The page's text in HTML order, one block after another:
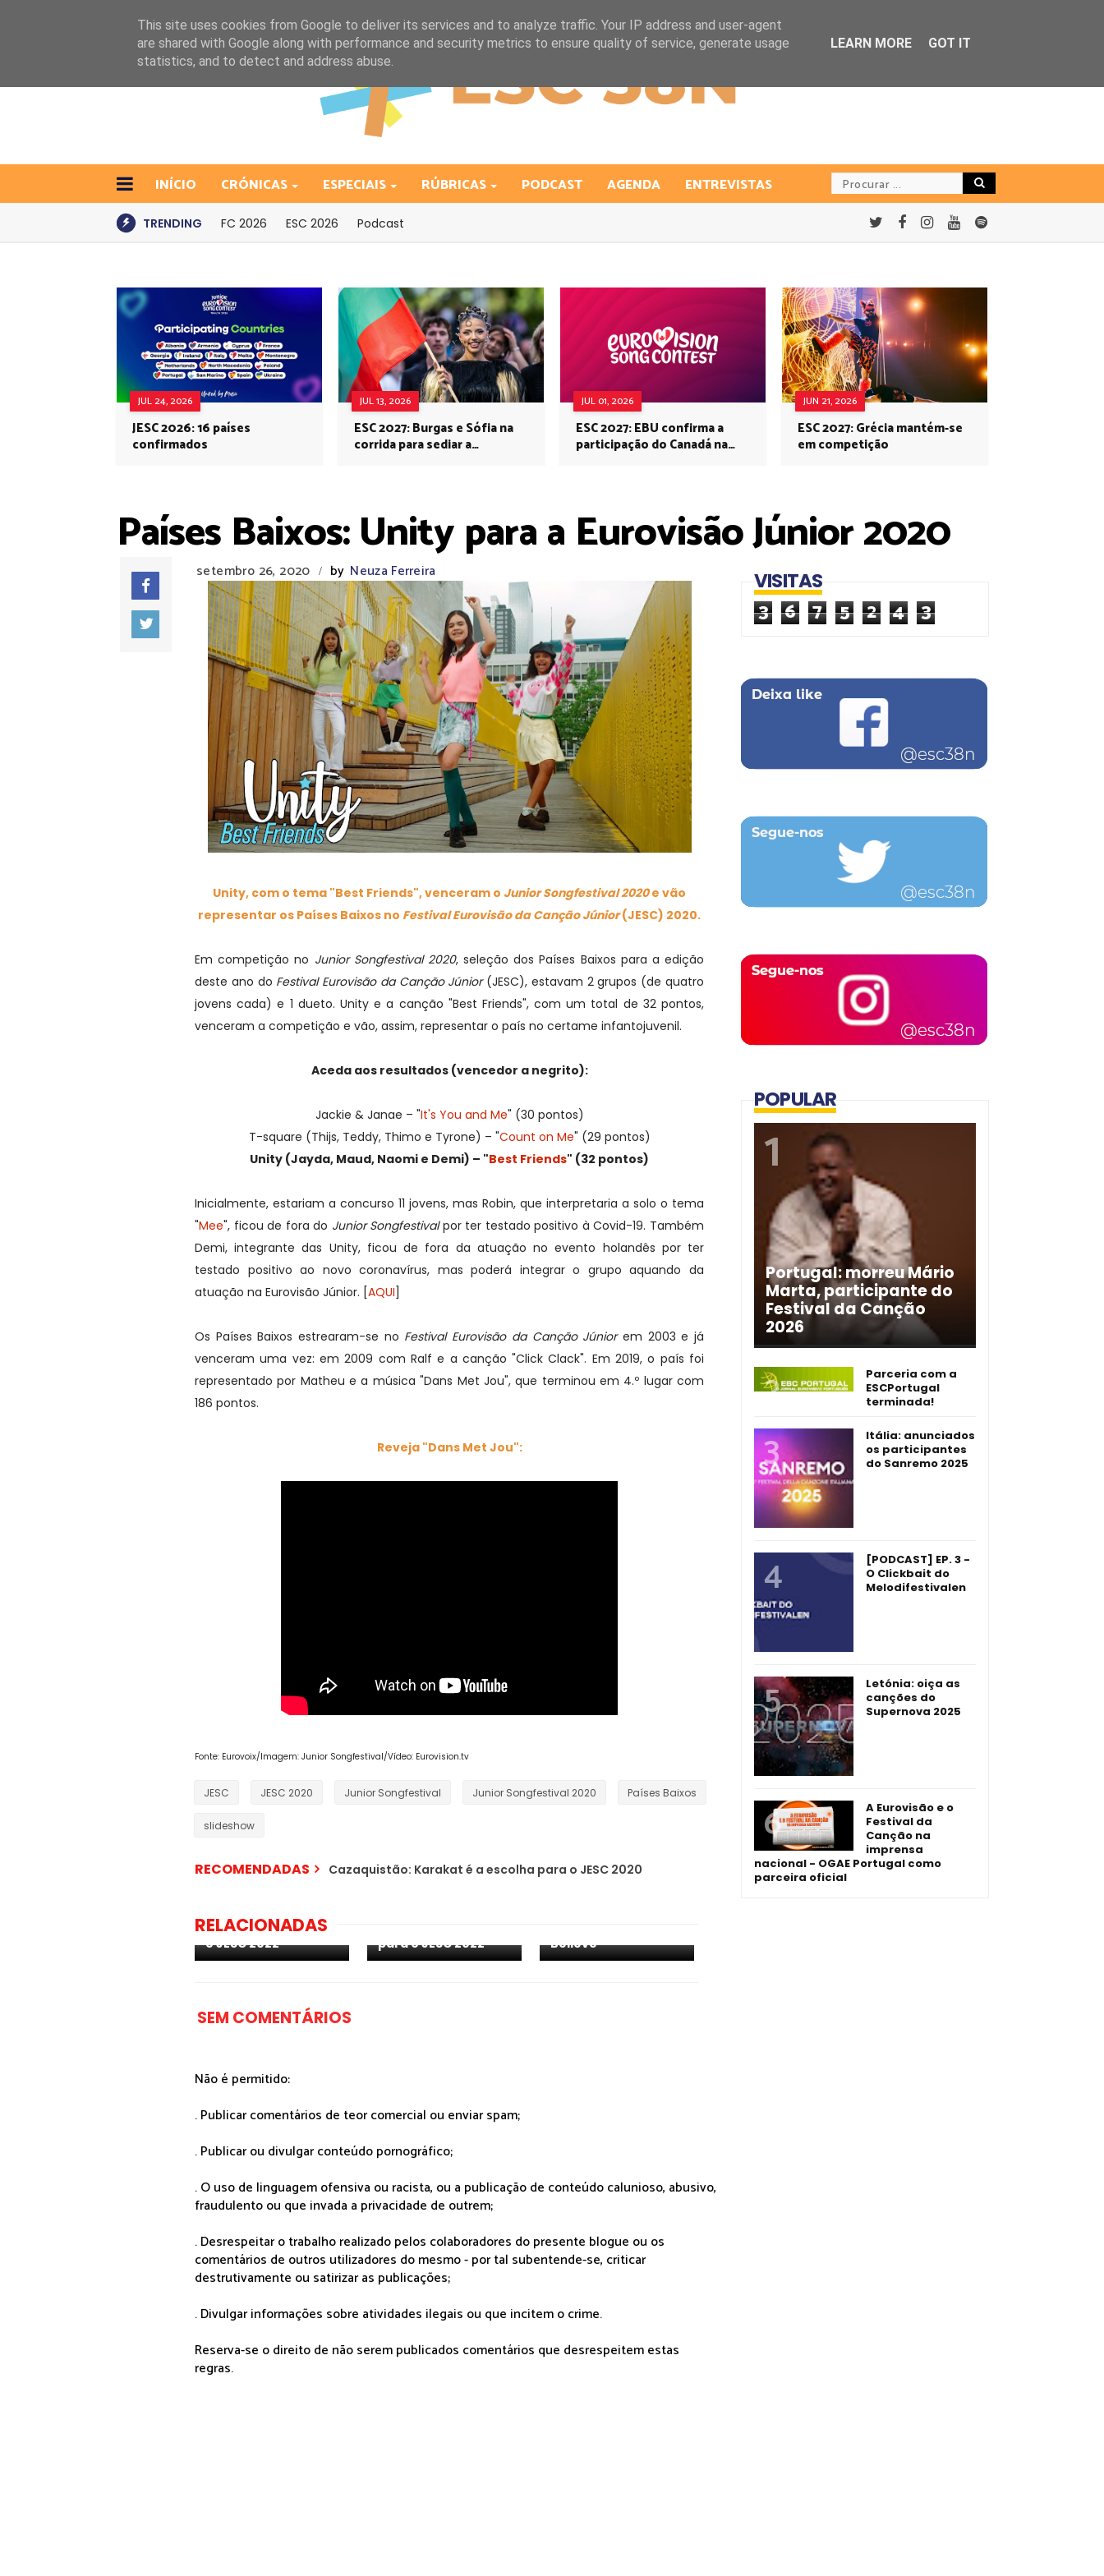
INÍCIO CRÓNICAS ESPECIAIS RÚBRICAS PODCAST AGENDA ENTREVISTAS
TRENDING FC 2026 ESC 2026 Podcast
JUL 24, 2026
JESC 2026: 16 países
confirmados
JUL 13, 2026
ESC 2027: Burgas e Sófia na
corrida para sediar a
JUL 01, 2026
ESC 2027: EBU confirma a
participação do Canadá na
JUN 21, 2026
ESC 2027: Grécia mantém-se
em competição
Países Baixos: Unity para a Eurovisão Júnior 2020
setembro 26, 2020 / by Neuza Ferreira
Unity, com o tema "Best Friends", venceram o Junior Songfestival 2020e vão
representar os Países Baixos no Festival Eurovisão da Canção Júnior(JESC) 2020.
Em competição no Junior Songfestival 2020, seleção dos Países Baixos para a edição
deste ano do Festival Eurovisão da Canção Júnior (JESC), estavam 2 grupos (de quatro
jovens cada) e 1 dueto. Unity e a canção "Best Friends", com um total de 32 pontos,
venceram a competição e vão, assim, representar o país no certame infantojuvenil.
Aceda aos resultados (vencedor a negrito):
Jackie & Janae – "It's You and Me" (30 pontos)
T-square (Thijs, Teddy, Thimo e Tyrone) – "Count on Me" (29 pontos)
Unity (Jayda, Maud, Naomi e Demi) – "Best Friends" (32 pontos)
Inicialmente, estariam a concurso 11 jovens, mas Robin, que interpretaria a solo o tema
"Mee", ficou de fora do Junior Songfestivalpor ter testado positivo à Covid-19. Também
Demi, integrante das Unity, ficou de fora da atuação no evento holandês por ter
testado positivo ao novo coronavírus, mas poderá integrar o grupo aquando da
atuação na Eurovisão Júnior. [AQUI]
Os Países Baixos estrearam-se no Festival Eurovisão da Canção Júnior em 2003 e já
venceram uma vez: em 2009 com Ralf e a canção "Click Clack". Em 2019, o país foi
representado por Matheu e a música "Dans Met Jou", que terminou em 4.º lugar com
186 pontos.
Reveja "Dans Met Jou":
Fonte: Eurovoix/Imagem: Junior Songfestival/Vídeo: Eurovision.tv
JESC JESC 2020 Junior Songfestival Junior Songfestival 2020 Países Baixos
slideshow
RECOMENDADAS Cazaquistão: Karakat é a escolha para o JESC 2020
RELACIONADAS
o tema de Nare para
o JESC 2022
para o JESC 2022
Believe"
SEM COMENTÁRIOS
Não é permitido:
. Publicar comentários de teor comercial ou enviar spam;
. Publicar ou divulgar conteúdo pornográfico;
. O uso de linguagem ofensiva ou racista, ou a publicação de conteúdo calunioso, abusivo,
fraudulento ou que invada a privacidade de outrem;
. Desrespeitar o trabalho realizado pelos colaboradores do presente blogue ou os
comentários de outros utilizadores do mesmo - por tal subentende-se, criticar
destrutivamente ou satirizar as publicações;
. Divulgar informações sobre atividades ilegais ou que incitem o crime.
Reserva-se o direito de não serem publicados comentários que desrespeitem estas
regras.
VISITAS
3 6 7 5 2 4 3
POPULAR
Portugal: morreu Mário
Marta, participante do
Festival da Canção
2026
Parceria com a
ESCPortugal
terminada!
Itália: anunciados
os participantes
do Sanremo 2025
[PODCAST] EP. 3 -
O Clickbait do
Melodifestivalen
Letónia: oiça as
canções do
Supernova 2025
A Eurovisão e o
Festival da
Canção na
imprensa
nacional - OGAE Portugal como
parceira oficial
This site uses cookies from Google to deliver its services and to analyze traffic. Your IP address and user-agent
are shared with Google along with performance and security metrics to ensure quality of service, generate usage
statistics, and to detect and address abuse.
LEARN MORE GOT IT